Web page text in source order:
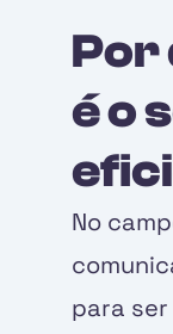
Por
é o
No
para